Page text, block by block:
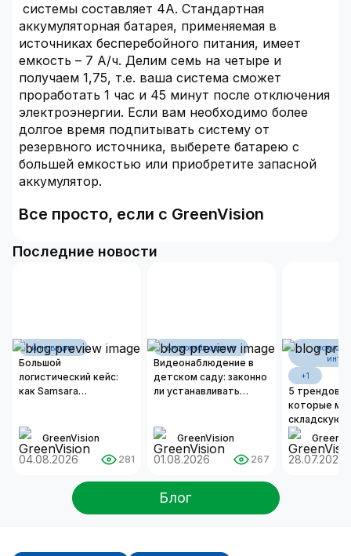
системы составляет 4А. Стандартная
аккумуляторная батарея, применяемая в
источниках бесперебойного питания, имеет
емкость – 7 А/ч. Делим семь на четыре и
получаем 1,75, т.е. ваша система сможет
проработать 1 час и 45 минут после отключения
электроэнергии. Если вам необходимо более
долгое время подпитывать систему от
резервного источника, выберете батарею с
большей емкостью или приобретите запасной
аккумулятор.
Все просто, если с GreenVision
Последние новости
инновации
Большой
логистический кейс:
как Samsara
автопарков
GreenVision
04.08.2026 281
видеонаблюдение
Видеонаблюдение в
детском саду: законно
ли устанавливать
надежную систему
безопасности?
GreenVision
01.08.2026 267
+1
5 трендов
которые
складскую
2026 году
28.07.2026
Блог